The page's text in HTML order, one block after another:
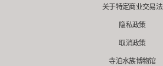
关于特定商业交易法
隐私政策
取消政策
寺泊水族博物馆